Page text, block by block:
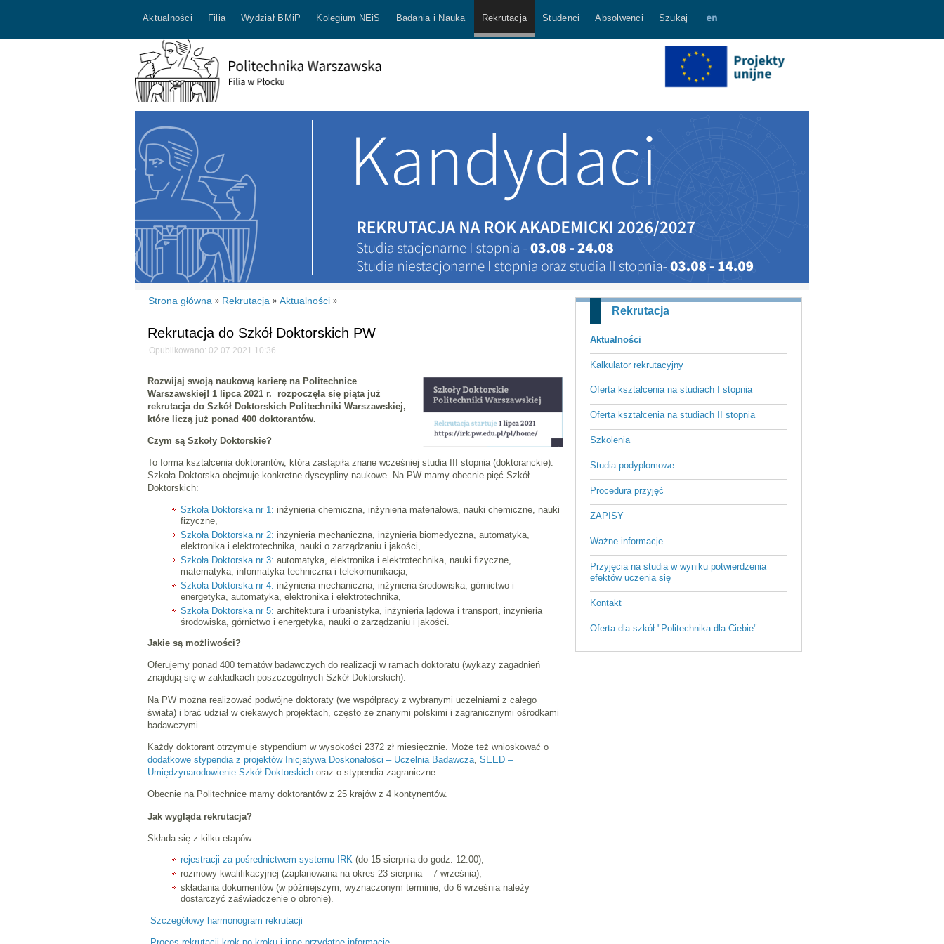
Aktualności Filia Wydział BMiP Kolegium NEiS Badania i Nauka Rekrutacja Studenci Absolwenci Szukaj
Rekrutacja
Aktualności
Kalkulator rekrutacyjny
Oferta kształcenia na studiach I stopnia
Oferta kształcenia na studiach II stopnia
Szkolenia
Studia podyplomowe
Procedura przyjęć
ZAPISY
Ważne informacje
Przyjęcia na studia w wyniku potwierdzenia
efektów uczenia się
Kontakt
Oferta dla szkół "Politechnika dla Ciebie"
Strona główna » Rekrutacja » Aktualności »
Rekrutacja do Szkół Doktorskich PW
Opublikowano: 02.07.2021 10:36
Rozwijaj swoją naukową karierę na Politechnice
Warszawskiej! 1 lipca 2021 r. rozpoczęła się piąta już
rekrutacja do Szkół Doktorskich Politechniki Warszawskiej,
które liczą już ponad 400 doktorantów.
Czym są Szkoły Doktorskie?
To forma kształcenia doktorantów, która zastąpiła znane wcześniej studia III stopnia (doktoranckie).
Szkoła Doktorska obejmuje konkretne dyscypliny naukowe. Na PW mamy obecnie pięć Szkół
Doktorskich:
Szkoła Doktorska nr 1: inżynieria chemiczna, inżynieria materiałowa, nauki chemiczne, nauki
fizyczne,
Szkoła Doktorska nr 2: inżynieria mechaniczna, inżynieria biomedyczna, automatyka,
elektronika i elektrotechnika, nauki o zarządzaniu i jakości,
Szkoła Doktorska nr 3: automatyka, elektronika i elektrotechnika, nauki fizyczne,
matematyka, informatyka techniczna i telekomunikacja,
Szkoła Doktorska nr 4: inżynieria mechaniczna, inżynieria środowiska, górnictwo i
energetyka, automatyka, elektronika i elektrotechnika,
Szkoła Doktorska nr 5: architektura i urbanistyka, inżynieria lądowa i transport, inżynieria
środowiska, górnictwo i energetyka, nauki o zarządzaniu i jakości.
Jakie są możliwości?
Oferujemy ponad 400 tematów badawczych do realizacji w ramach doktoratu (wykazy zagadnień
znajdują się w zakładkach poszczególnych Szkół Doktorskich).
Na PW można realizować podwójne doktoraty (we współpracy z wybranymi uczelniami z całego
świata) i brać udział w ciekawych projektach, często ze znanymi polskimi i zagranicznymi ośrodkami
badawczymi.
Każdy doktorant otrzymuje stypendium w wysokości 2372 zł miesięcznie. Może też wnioskować o
dodatkowe stypendia z projektów Inicjatywa Doskonałości – Uczelnia Badawcza SEED –
Umiędzynarodowienie Szkół Doktorskich oraz o stypendia zagraniczne.
Obecnie na Politechnice mamy doktorantów z 25 krajów z 4 kontynentów.
Jak wygląda rekrutacja?
Składa się z kilku etapów:
rejestracji za pośrednictwem systemu IRK (do 15 sierpnia do godz. 12.00),
rozmowy kwalifikacyjnej (zaplanowana na okres 23 sierpnia – 7 września),
składania dokumentów (w późniejszym, wyznaczonym terminie, do 6 września należy
dostarczyć zaświadczenie o obronie).
Szczegółowy harmonogram rekrutacji